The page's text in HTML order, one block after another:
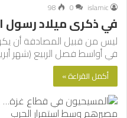
islamic
0
98
في ذكرى ميلاد رسول
ليس من قبيل المصادفة أن
في أواسط فصل الربيع (شهر
أكمل القراءة »